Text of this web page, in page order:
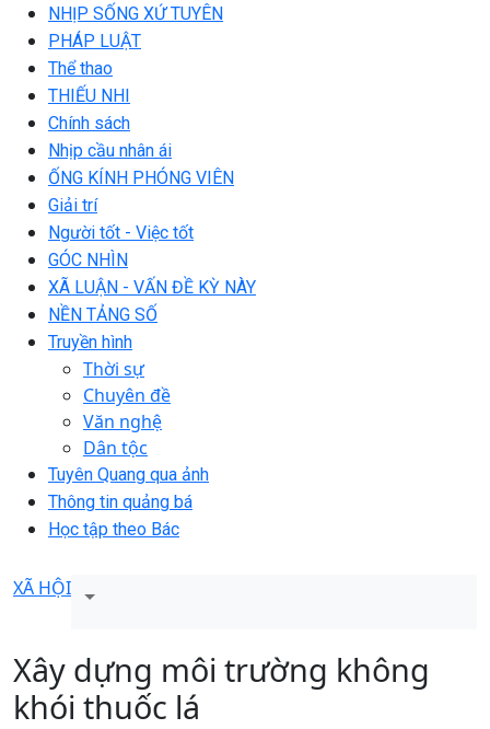
NHỊP SỐNG XỨ TUYÊN
PHÁP LUẬT
Thể thao
THIẾU NHI
Chính sách
Nhịp cầu nhân ái
ỐNG KÍNH PHÓNG VIÊN
Giải trí
Người tốt - Việc tốt
GÓC NHÌN
XÃ LUẬN - VẤN ĐỀ KỲ NÀY
NỀN TẢNG SỐ
Truyền hình
Thời sự
Chuyên đề
Văn nghệ
Dân tộc
Tuyên Quang qua ảnh
Thông tin quảng bá
Học tập theo Bác
XÃ HỘI
Xây dựng môi trường không
khói thuốc lá